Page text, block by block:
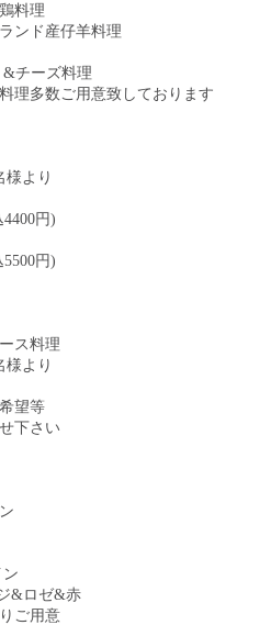
料理
ンド産仔羊料理
チーズ料理
理多数ご用意致しております
様より
円)
円)
ス料理
様より
望等
下さい
&ロゼ&赤
ご用意